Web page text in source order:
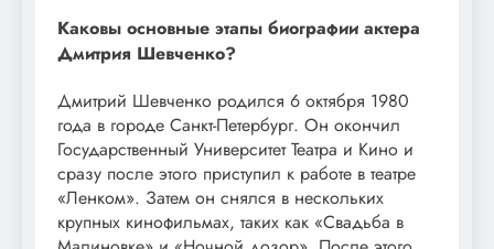
Каковы основные этапы биографии актера
Дмитрия Шевченко?
Дмитрий Шевченко родился 6 октября 1980
года в городе Санкт-Петербург. Он окончил
Государственный Университет Театра и Кино и
сразу после этого приступил к работе в театре
«Ленком». Затем он снялся в нескольких
крупных кинофильмах, таких как «Свадьба в